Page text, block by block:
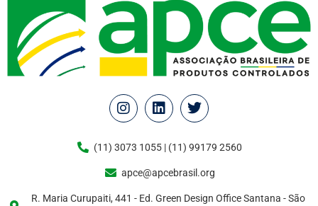
(11) 3073 1055 | (11) 99179 2560
apce@apcebrasil.org
R. Maria Curupaiti, 441 - Ed. Green Design Office Santana - São